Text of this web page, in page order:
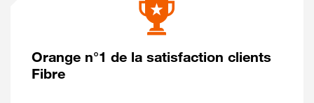
Orange n°1 de la satisfaction clients
Fibre